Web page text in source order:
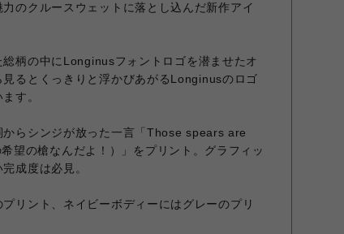
のクルースウェットに落とし込んだ新作アイ
柄の中にLonginusフォントロゴを潜ませたオ
るとくっきりと浮かびあがるLonginusのロゴ
す。
からシンジが放った一言「Those spears are
望の槍なんだよ！）」をプリント。グラフィッ
成度は必見。
リント、ネイビーボディーにはグレーのプリ